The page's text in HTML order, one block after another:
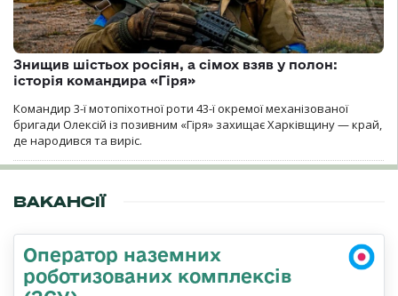
Знищив шістьох росіян, а сімох взяв у полон:
історія командира «Гіря»
Командир 3-ї мотопіхотної роти 43-ї окремої механізованої
бригади Олексій із позивним «Гіря» захищає Харківщину — край,
де народився та виріс.
ВАКАНСІЇ
Оператор наземних
роботизованих комплексів